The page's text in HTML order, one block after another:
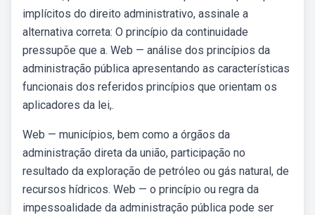
implícitos do direito administrativo, assinale a
alternativa correta: O princípio da continuidade
pressupõe que a. Web — análise dos princípios da
administração pública apresentando as características
funcionais dos referidos princípios que orientam os
aplicadores da lei,.
Web — municípios, bem como a órgãos da
administração direta da união, participação no
resultado da exploração de petróleo ou gás natural, de
recursos hídricos. Web — o princípio ou regra da
impessoalidade da administração pública pode ser